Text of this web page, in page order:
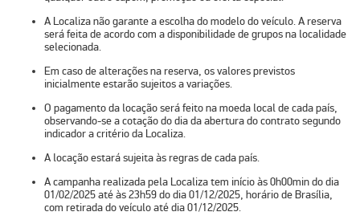
A Localiza não garante a escolha do modelo do veículo. A reserva
será feita de acordo com a disponibilidade de grupos na localidade
selecionada.
Em caso de alterações na reserva, os valores previstos
inicialmente estarão sujeitos a variações.
O pagamento da locação será feito na moeda local de cada país,
observando-se a cotação do dia da abertura do contrato segundo
indicador a critério da Localiza.
A locação estará sujeita às regras de cada país.
A campanha realizada pela Localiza tem início às 0h00min do dia
01/02/2025 até às 23h59 do dia 01/12/2025, horário de Brasília,
com retirada do veículo até dia 01/12/2025.